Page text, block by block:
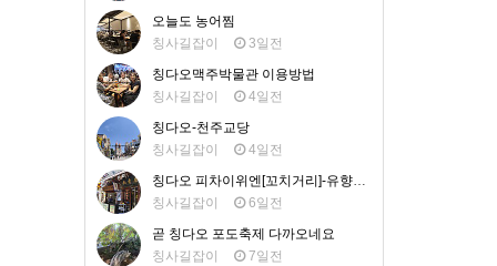
오늘도 농어찜
칭사길잡이
3일전
칭다오맥주박물관 이용방법
칭사길잡이
4일전
칭다오-천주교당
칭사길잡이
4일전
칭다오 피차이위엔[꼬치거리]-유향거 맛집
칭사길잡이
6일전
곧 칭다오 포도축제 다까오네요
칭사길잡이
7일전